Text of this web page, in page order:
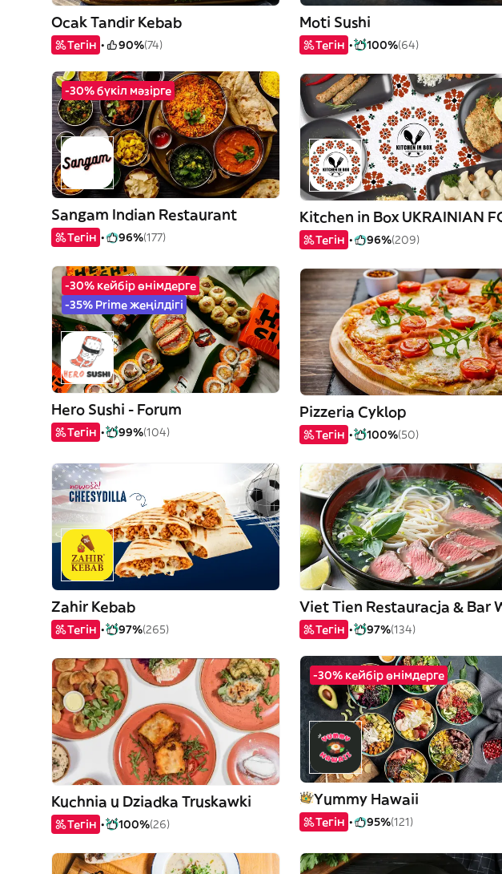
Ocak Tandir Kebab
Тегін 90%(74)
Moti Sushi
Тегін 100%(64)
-30% бүкіл мәзірге
Sangam Indian Restaurant
Тегін 96%(177) Тегін 96%(209)
-30% кейбір өнімдерге
-35% Prime жеңілдігі
Hero Sushi - Forum
Тегін 99%(104)
Pizzeria Cyklop
Тегін 100%(50)
Zahir Kebab
Тегін 97%(265) Тегін 97%(134)
Kuchnia u Dziadka Truskawki
Тегін 100%(26)
-30% кейбір өнімдерге
Yummy Hawaii
Тегін 95%(121)